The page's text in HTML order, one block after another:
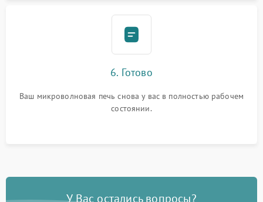
6. Готово
Ваш микроволновая печь снова у вас в полностью рабочем
состоянии.
У Вас остались вопросы?